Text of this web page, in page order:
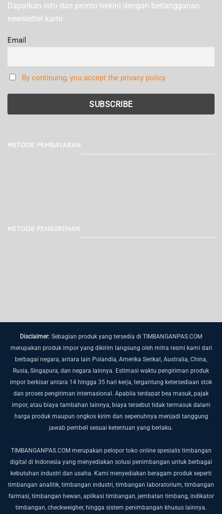
Dapatkan info dan promo terkini dengan berlangganan
newsletter kami
Email
By continuing, you accept the privacy policy
METODE PEMBAYARAN
METODE PENGIRIMAN
Disclaimer: Sebagian produk yang tersedia di TIMBANGANPAS.COM
merupakan produk impor yang dikirim langsung oleh mitra resmi kami dari
berbagai negara, antara lain Polandia, Amerika Serikat, Australia, China,
Rusia, Singapura, dan negara lainnya. Estimasi waktu pengiriman produk
impor berkisar antara 14 hingga 35 hari kerja, tergantung ketersediaan stok
dan proses pengiriman internasional. Apabila terdapat bea masuk, pajak
impor, atau biaya tambahan lainnya, biaya tersebut tidak termasuk dalam
harga produk maupun ongkos kirim dan sepenuhnya menjadi tanggung
jawab pembeli sesuai ketentuan yang berlaku.
TIMBANGANPAS.COM merupakan pelopor toko online spesialis timbangan
digital di Indonesia yang menyediakan solusi penimbangan untuk berbagai
kebutuhan industri dan usaha. Kami menyediakan beragam produk seperti
timbangan analitik, timbangan industri, timbangan laboratorium, timbangan
farmasi, timbangan hewan, aplikasi timbangan, jembatan timbang, indikator
timbangan, checkweigher, hingga sistem penimbangan khusus lainnya.